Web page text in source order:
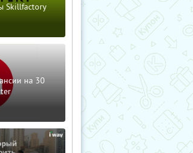
Skillfactory
на 30